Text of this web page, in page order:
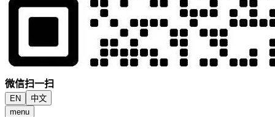
微信扫一扫
EN
中文
menu